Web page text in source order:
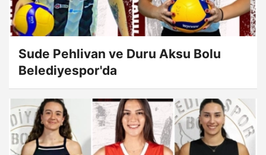
Sude Pehlivan ve Duru Aksu Bolu
Belediyespor'da